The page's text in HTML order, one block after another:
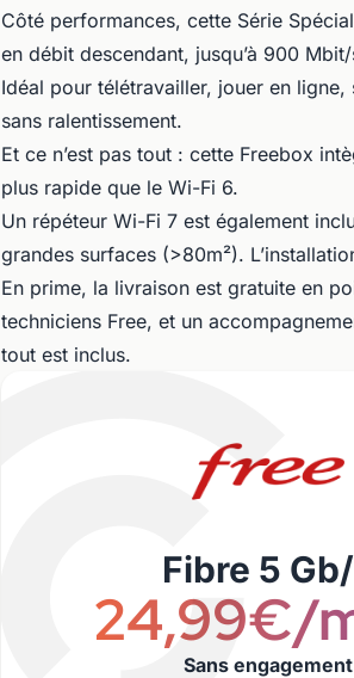
Côté performances, cette Série
en débit descendant, jusqu’à 900
Idéal pour télétravailler, jouer en
sans ralentissement.
Et ce n’est pas tout : cette Freebox
plus rapide que le Wi-Fi 6.
Un répéteur Wi-Fi 7 est également
grandes surfaces (>80m²).
En prime, la livraison est gratuite en
techniciens Free, et un
tout est inclus.
Fibre 5
24,99€/
Sans engagement